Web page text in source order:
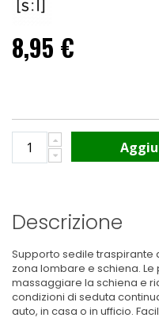
8,95 €
Descrizione
Supporto sedile traspirante
zona lombare e schiena.
massaggiare la schiena e
condizioni di seduta
auto, in casa o in ufficio.